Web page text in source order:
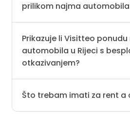
prilikom najma automobila
Prikazuje li Visitteo
automobila u Rijeci s
otkazivanjem?
Što trebam imati za rent a